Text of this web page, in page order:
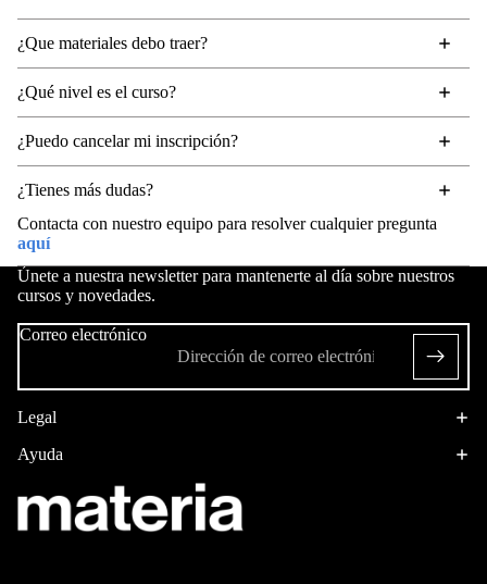
¿Que materiales debo traer?
¿Qué nivel es el curso?
¿Puedo cancelar mi inscripción?
¿Tienes más dudas?
Contacta con nuestro equipo para resolver cualquier pregunta
aquí
Únete a nuestra newsletter para mantenerte al día sobre nuestros
cursos y novedades.
Correo electrónico
Legal
Ayuda